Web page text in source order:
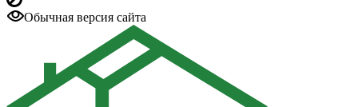
Обычная версия сайта